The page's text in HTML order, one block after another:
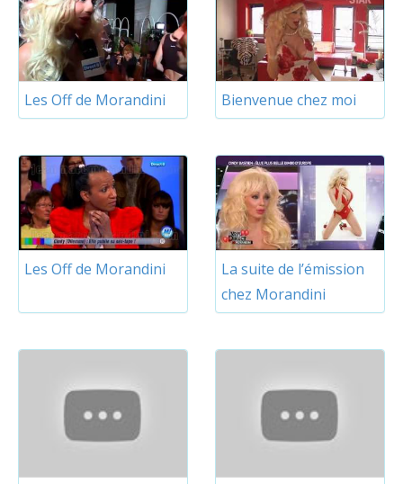
Les Off de Morandini Bienvenue chez moi
Les Off de Morandini
La suite de l’émission
chez Morandini